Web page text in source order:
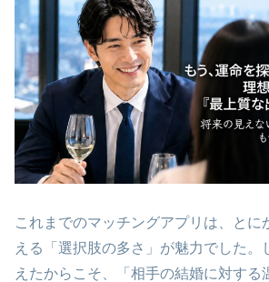
これまでのマッチングアプリは、とに
える「選択肢の多さ」が魅力でした。
えたからこそ、「相手の結婚に対する